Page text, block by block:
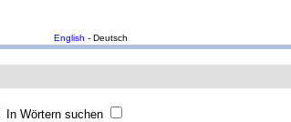
English - Deutsch
In Wörtern suchen